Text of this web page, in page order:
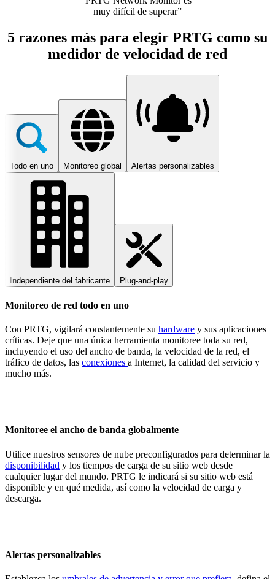
muy difícil de superar”
5 razones más para elegir PRTG como su
medidor de velocidad de red
Todo en uno Monitoreo global Alertas personalizables
Independiente del fabricante Plug-and-play
Monitoreo de red todo en uno
Con PRTG, vigilará constantemente su hardware y sus aplicaciones
críticas. Deje que una única herramienta monitoree toda su red,
incluyendo el uso del ancho de banda, la velocidad de la red, el
tráfico de datos, las conexiones a Internet, la calidad del servicio y
mucho más.
Monitoree el ancho de banda globalmente
Utilice nuestros sensores de nube preconfigurados para determinar la
disponibilidad y los tiempos de carga de su sitio web desde
cualquier lugar del mundo. PRTG le indicará si su sitio web está
disponible y en qué medida, así como la velocidad de carga y
descarga.
Alertas personalizables